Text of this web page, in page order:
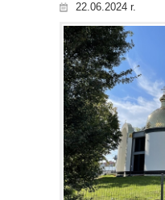
22.06.2024 r.